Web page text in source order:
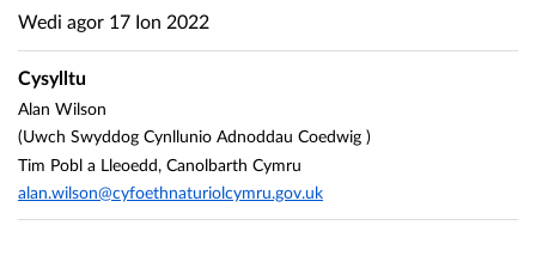
Wedi agor 17 Ion 2022
Cysylltu
Alan Wilson
(Uwch Swyddog Cynllunio Adnoddau Coedwig )
Tim Pobl a Lleoedd, Canolbarth Cymru
alan.wilson@cyfoethnaturiolcymru.gov.uk